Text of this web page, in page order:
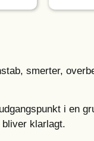
smerter,
i en
klarlagt.